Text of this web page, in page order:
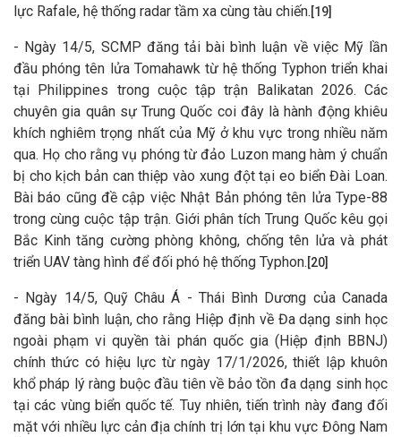
lực Rafale, hệ thống radar tầm xa cùng tàu chiến. [19]
- Ngày 14/5, SCMP đăng tải bài bình luận về việc Mỹ lần
đầu phóng tên lửa Tomahawk từ hệ thống Typhon triển khai
tại Philippines trong cuộc tập trận Balikatan 2026. Các
chuyên gia quân sự Trung Quốc coi đây là hành động khiêu
khích nghiêm trọng nhất của Mỹ ở khu vực trong nhiều năm
qua. Họ cho rằng vụ phóng từ đảo Luzon mang hàm ý chuẩn
bị cho kịch bản can thiệp vào xung đột tại eo biển Đài Loan.
Bài báo cũng đề cập việc Nhật Bản phóng tên lửa Type-88
trong cùng cuộc tập trận. Giới phân tích Trung Quốc kêu gọi
Bắc Kinh tăng cường phòng không, chống tên lửa và phát
triển UAV tàng hình để đối phó hệ thống Typhon. [20]
- Ngày 14/5, Quỹ Châu Á - Thái Bình Dương của Canada
đăng bài bình luận, cho rằng Hiệp định về Đa dạng sinh học
ngoài phạm vi quyền tài phán quốc gia (Hiệp định BBNJ)
chính thức có hiệu lực từ ngày 17/1/2026, thiết lập khuôn
khổ pháp lý ràng buộc đầu tiên về bảo tồn đa dạng sinh học
tại các vùng biển quốc tế. Tuy nhiên, tiến trình này đang đối
mặt với nhiều lực cản địa chính trị lớn tại khu vực Đông Nam